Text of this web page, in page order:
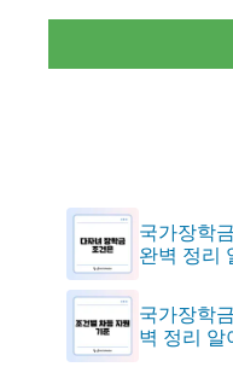
국가장학
완벽 정리
국가장학
벽 정리 알